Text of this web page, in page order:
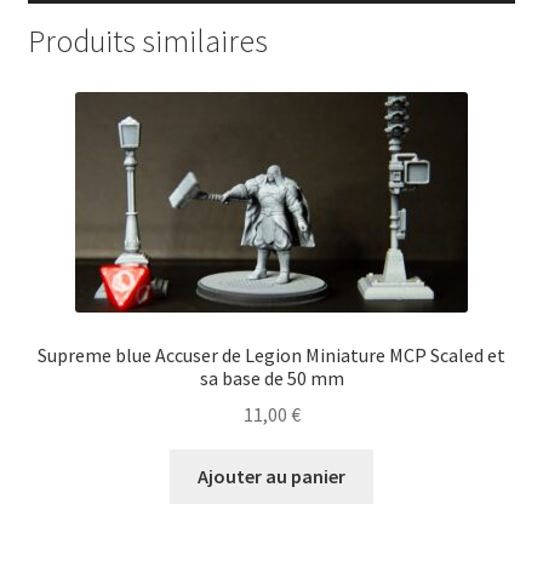
Produits similaires
Supreme blue Accuser de Legion Miniature MCP Scaled et
sa base de 50 mm
11,00 €
Ajouter au panier